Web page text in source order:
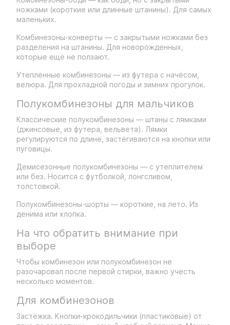
ножками (короткие или длинные штанины). Для самых
маленьких.
Комбинезоны-конверты — с закрытыми ножками без
разделения на штанины. Для новорожденных,
которые ещё не ползают.
Утеплённые комбинезоны — из футера с начёсом,
велюра. Для прохладной погоды и зимних прогулок.
Полукомбинезоны для мальчиков
Классические полукомбинезоны — штаны с лямками
(джинсовые, из футера, вельвета). Лямки
регулируются по длине, застёгиваются на кнопки или
пуговицы.
Демисезонные полукомбинезоны — с утеплителем
или без. Носится с футболкой, лонгсливом,
толстовкой.
Полукомбинезоны-шорты — короткие, на лето. Из
денима или хлопка.
На что обратить внимание при
выборе
Чтобы комбинезон или полукомбинезон не
разочаровал после первой стирки, важно учесть
несколько моментов.
Для комбинезонов
Застёжка. Кнопки-крокодильчики (пластиковые) от